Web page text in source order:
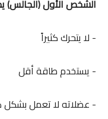
الشخص الأول (الجالس)
- لا يتحرك كثيراً
- يستخدم طاقة أقل
- عضلاته لا تعمل بشكل